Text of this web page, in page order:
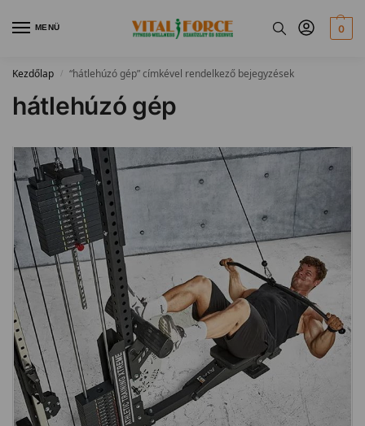
MENÜ 0
Kezdőlap / “hátlehúzó gép” címkével rendelkező bejegyzések
hátlehúzó gép